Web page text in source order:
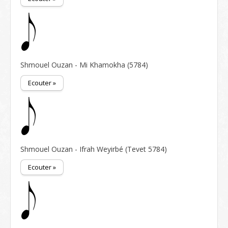
Shmouel Ouzan - Mi Khamokha (5784)
Ecouter »
Shmouel Ouzan - Ifrah Weyirbé (Tevet 5784)
Ecouter »